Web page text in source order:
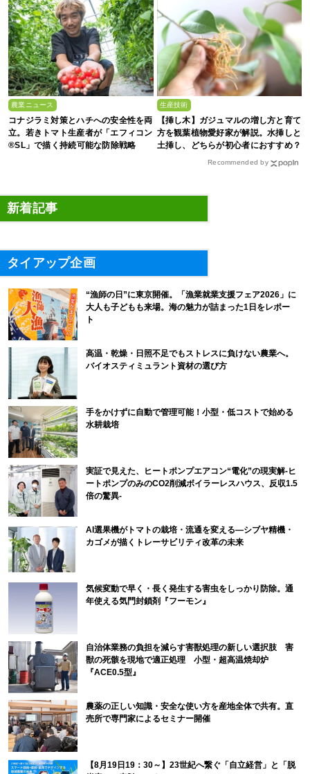
農業ニュース
コナジラミ対策とハチへの安全性を両
立。若きトマト生産者が「エフィコン
®SL」で描く持続可能な防除戦略
生産技術
【挿し木】ガジュマルの増し方と育て
方を観葉植物愛好家が解説。水挿しと
土挿し、どちらが初心者におすすめ？
Recommended by
新着記事
タイアップ企画
“漁師の日”に東京開催。「漁業就業支援フェア2026」に
大人も子どもも来場。海の魅力が詰まった1日をレポー
ト
高温・乾燥・日照不足でもストレスに負けない農業へ。
バイオスティミュラント資材の選び方
手をかけずに自動で管理可能！小型・低コストで始める
水耕栽培
実証で見えた、ヒートポンプエアコン“電化”の現実解-ヒ
ートポンプのみのCO2削減ボイラーレスハウス、反収1.5
倍の驚異-
AI選果機がトマトの栽培・流通を変える―シブヤ精機・
カゴメが描くトレーサビリティ改革の未来
気候変動で早く・長く発生する害虫をしっかり防除。通
年使える気門封鎖剤『フーモン』
自治体業務の負担を減らす害獣処理の新しい選択肢 害
獣の死骸を現地で適正処理 小型・超高温焼却炉
『ACE0.5型』
農薬の正しい知識・安全な使い方を産地全体で共有。直
売所で専門家によるセミナー開催
【8月19日19：30～】23世紀へ繋ぐ「自立経営」と「脱